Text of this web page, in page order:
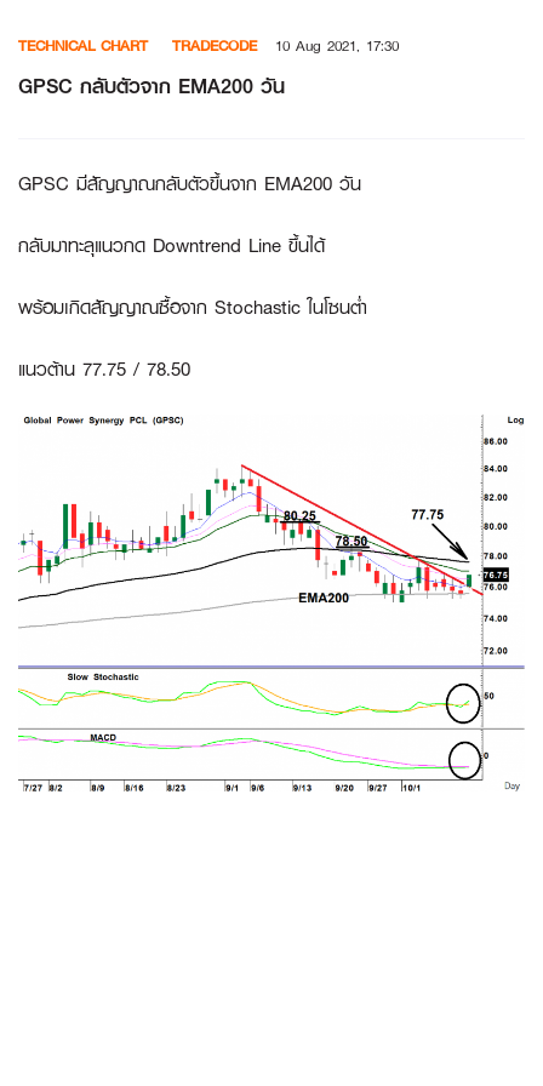
content
TECHNICAL CHART TRADECODE 10 Aug 2021, 17:30
GPSC กลับตัวจาก EMA200 วัน
GPSC มีสัญญาณกลับตัวขึ้นจาก EMA200 วัน
กลับมาทะลุแนวกด Downtrend Line ขึ้นได้
พร้อมเกิดสัญญาณซื้อจาก Stochastic ในโซนต่ำ
แนวต้าน 77.75 / 78.50